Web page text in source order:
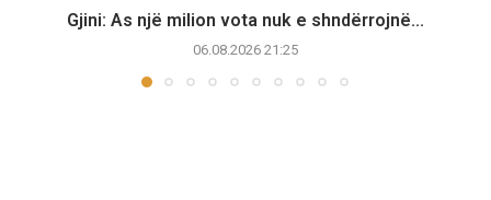
Gjini: As një milion vota nuk e shndërrojnë...
06.08.2026 21:25